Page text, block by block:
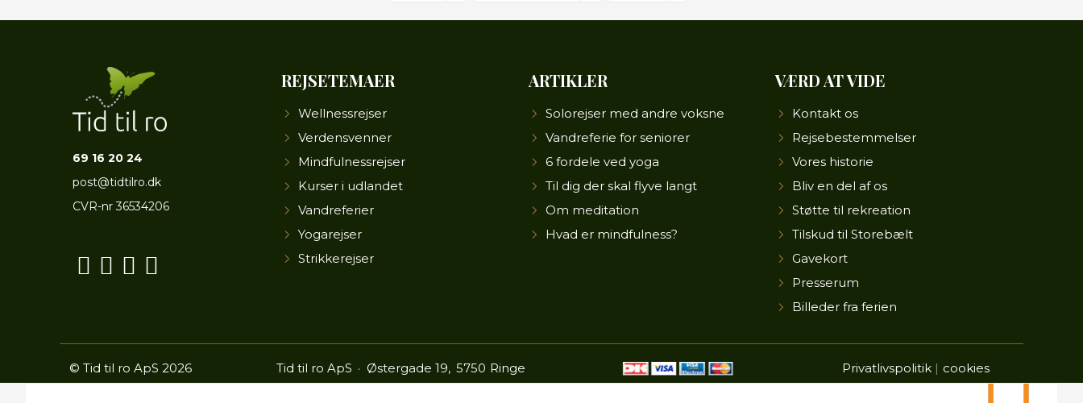
69 16 20 24
post@tidtilro.dk
CVR-nr36534206
REJSETEMAER
Wellnessrejser
Verdensvenner
Mindfulnessrejser
Kurser i udlandet
Vandreferier
Yogarejser
Strikkerejser
ARTIKLER
Solorejser med andre voksne
Vandreferie for seniorer
6 fordele ved yoga
Til dig der skal flyve langt
Om meditation
Hvad er mindfulness?
VÆRD AT VIDE
Kontakt os
Rejsebestemmelser
Vores historie
Bliv en del af os
Støtte til rekreation
Tilskud til Storebælt
Gavekort
Presserum
Billeder fra ferien
© Tid til ro ApS 2026 Tid til ro ApS Østergade 19 5750 Ringe Privatlivspolitik cookies